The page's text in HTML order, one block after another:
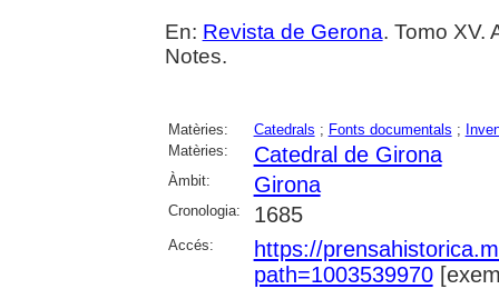
En: Revista de Gerona. Tomo XV.
Notes.
Matèries: Catedrals ; Fonts documentals ;
Matèries:
Catedral de Girona
Àmbit: Girona
Cronologia: 1685
Accés:
https://
path=1003539970